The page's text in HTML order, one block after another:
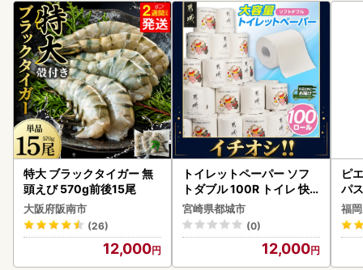
特大 ブラックタイガー 無
頭えび 570g前後15尾
大阪府阪南市
(26)
12,000
トイレットペーパー ソフ
トダブル 100R トイレ 快
速〔12-I5-TP100-R〕
宮崎県都城市
(0)
12,000
ピ
パ
福